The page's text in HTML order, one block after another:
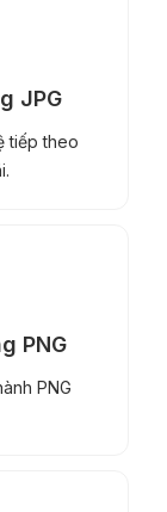
JPG
tiếp theo
PNG
PNG